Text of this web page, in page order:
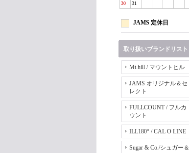
30
31
JAMS 定休日
取り扱いブランドリスト
Mt.hill / マウントヒル
JAMS オリジナル＆セ
レクト
FULLCOUNT / フルカ
ウント
ILL180° / CAL O LINE
Sugar & Co./シュガー＆